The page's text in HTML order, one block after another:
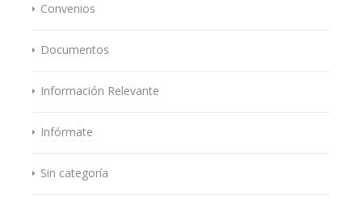
Convenios
Documentos
Información Relevante
Infórmate
Sin categoría